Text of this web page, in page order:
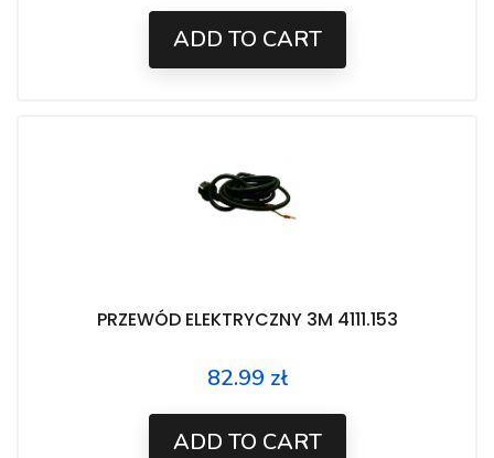
ADD TO CART
PRZEWÓD ELEKTRYCZNY 3M 4111.153
Price
82.99 zł
ADD TO CART